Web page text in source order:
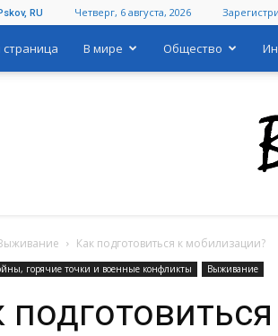
RU Четверг, 6 августа, 2026
страница В мире Общество
Как подготовиться к мобилизации?
горячие точки и военные конфликты Выживание